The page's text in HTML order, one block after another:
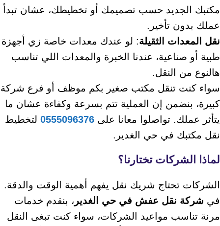
مكتبك الجديد حسب تصميمك أو تخطيطك، عشان تبدأ
عملك بدون تأخير.
نقل المعدات الثقيلة: لو عندك معدات خاصة زي أجهزة
طبية أو صناعية، عندنا الخبرة والمعدات اللي تناسب
هالنوع من النقل.
سواء كنت تنقل مكتب صغير بكم موظف أو فرع شركة
كبيرة، بنضمن إن العملية تتم بسرعة وكفاءة عشان ما
يتأثر عملك. تواصلوا معانا على 0555096376 لتخطيط
نقل مكتبك في حي الغدير.
لماذا الشركات تختارنا؟
الشركات تحتاج شريك نقل يفهم أهمية الوقت والدقة.
في شركة نقل عفش في حي الغدير ، بنقدم خدمات
مرنة تناسب مواعيد الشركات، سواء كنت تبغى النقل